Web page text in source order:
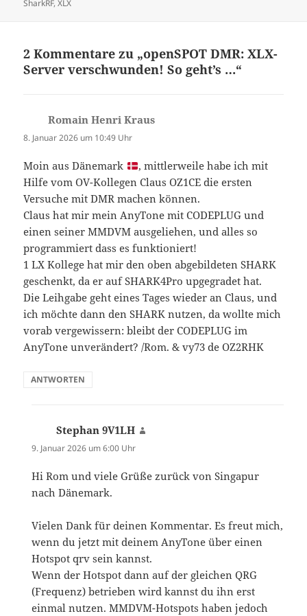
SharkRF,XLX
2 Kommentare zu „openSPOT DMR: XLX-
Server verschwunden! So geht’s …“
Romain Henri Kraus
8. Januar 2026 um 10:49 Uhr
Moin aus Dänemark
, mittlerweile habe ich mit
Hilfe vom OV-Kollegen Claus OZ1CE die ersten
Versuche mit DMR machen können.
Claus hat mir mein AnyTone mit CODEPLUG und
einen seiner MMDVM ausgeliehen, und alles so
programmiert dass es funktioniert!
1 LX Kollege hat mir den oben abgebildeten SHARK
geschenkt, da er auf SHARK4Pro upgegradet hat.
Die Leihgabe geht eines Tages wieder an Claus, und
ich möchte dann den SHARK nutzen, da wollte mich
vorab vergewissern: bleibt der CODEPLUG im
AnyTone unverändert? /Rom. & vy73 de OZ2RHK
ANTWORTEN
Stephan 9V1LH
9. Januar 2026 um 6:00 Uhr
Hi Rom und viele Grüße zurück von Singapur
nach Dänemark.
Vielen Dank für deinen Kommentar. Es freut mich,
wenn du jetzt mit deinem AnyTone über einen
Hotspot qrv sein kannst.
Wenn der Hotspot dann auf der gleichen QRG
(Frequenz) betrieben wird kannst du ihn erst
einmal nutzen. MMDVM-Hotspots haben jedoch